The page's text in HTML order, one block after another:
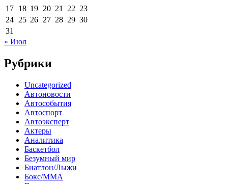
17 18 19 20 21 22 23
24 25 26 27 28 29 30
31
« Июл
Рубрики
Uncategorized
Автоновости
Автособытия
Автоспорт
Автоэксперт
Актеры
Аналитика
Баскетбол
Безумный мир
Биатлон/Лыжи
Бокс/MMA